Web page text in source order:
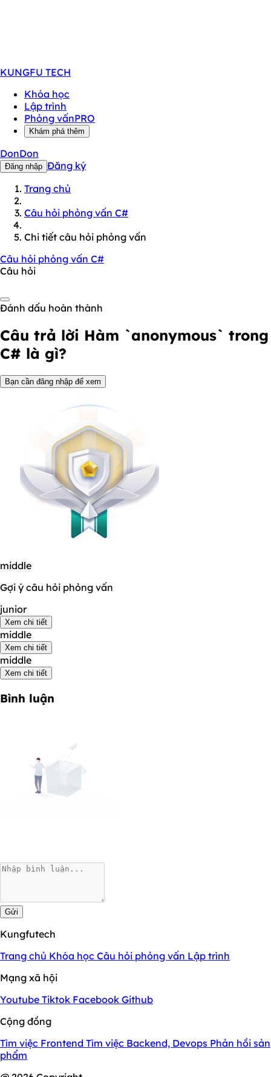
KUNGFU TECH
Khóa học
Lập trình
Phỏng vấnPRO
Khám phá thêm
DonDon
Đăng nhập Đăng ký
Trang chủ
Câu hỏi phỏng vấn C#
Chi tiết câu hỏi phỏng vấn
Câu hỏi phỏng vấn C#
Câu hỏi
Đánh dấu hoàn thành
Câu trả lời Hàm `anonymous` trong
C# là gì?
Bạn cần đăng nhập để xem
middle
Gợi ý câu hỏi phỏng vấn
junior
Xem chi tiết
middle
Xem chi tiết
middle
Xem chi tiết
Bình luận
Gửi
Kungfutech
Trang chủ Khóa học Câu hỏi phỏng vấn Lập trình
Mạng xã hội
Youtube Tiktok Facebook Github
Cộng đồng
Tìm việc Frontend Tìm việc Backend, Devops Phản hồi sản
phẩm